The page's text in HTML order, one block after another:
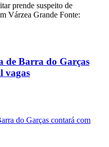
prende suspeito de
Várzea Grande Fonte:
de Barra do Garças
vagas